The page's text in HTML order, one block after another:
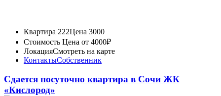
Квартира 222Цена 3000
Стоимость Цена от 4000₽
ЛокацияСмотреть на карте
КонтактыСобственник
Сдается посуточно квартира в Сочи ЖК
«Кислород»